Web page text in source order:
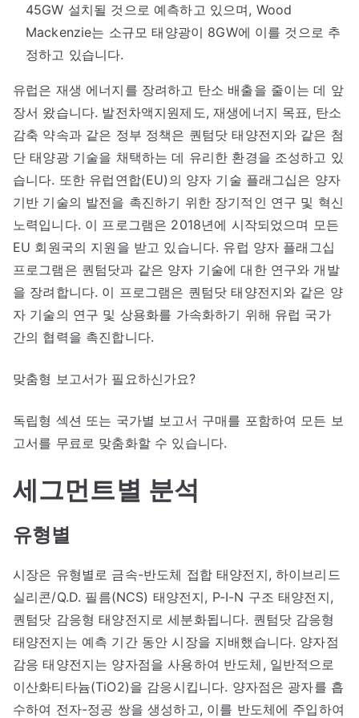
45GW 설치될 것으로 예측하고 있으며, Wood
Mackenzie는 소규모 태양광이 8GW에 이를 것으로 추
정하고 있습니다.
유럽은 재생 에너지를 장려하고 탄소 배출을 줄이는 데 앞
장서 왔습니다. 발전차액지원제도, 재생에너지 목표, 탄소
감축 약속과 같은 정부 정책은 퀀텀닷 태양전지와 같은 첨
단 태양광 기술을 채택하는 데 유리한 환경을 조성하고 있
습니다. 또한 유럽연합(EU)의 양자 기술 플래그십은 양자
기반 기술의 발전을 촉진하기 위한 장기적인 연구 및 혁신
노력입니다. 이 프로그램은 2018년에 시작되었으며 모든
EU 회원국의 지원을 받고 있습니다. 유럽 양자 플래그십
프로그램은 퀀텀닷과 같은 양자 기술에 대한 연구와 개발
을 장려합니다. 이 프로그램은 퀀텀닷 태양전지와 같은 양
자 기술의 연구 및 상용화를 가속화하기 위해 유럽 국가
간의 협력을 촉진합니다.
맞춤형 보고서가 필요하신가요?
독립형 섹션 또는 국가별 보고서 구매를 포함하여 모든 보
고서를 무료로 맞춤화할 수 있습니다.
세그먼트별 분석
유형별
시장은 유형별로 금속-반도체 접합 태양전지, 하이브리드
실리콘/Q.D. 필름(NCS) 태양전지, P-I-N 구조 태양전지,
퀀텀닷 감응형 태양전지로 세분화됩니다. 퀀텀닷 감응형
태양전지는 예측 기간 동안 시장을 지배했습니다. 양자점
감응 태양전지는 양자점을 사용하여 반도체, 일반적으로
이산화티타늄(TiO2)을 감응시킵니다. 양자점은 광자를 흡
수하여 전자-정공 쌍을 생성하고, 이를 반도체에 주입하여